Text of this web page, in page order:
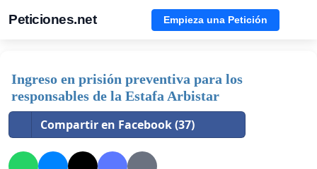
Peticiones.net Empieza una Petición
Ingreso en prisión preventiva para los
responsables de la Estafa Arbistar
Compartir en Facebook (37)